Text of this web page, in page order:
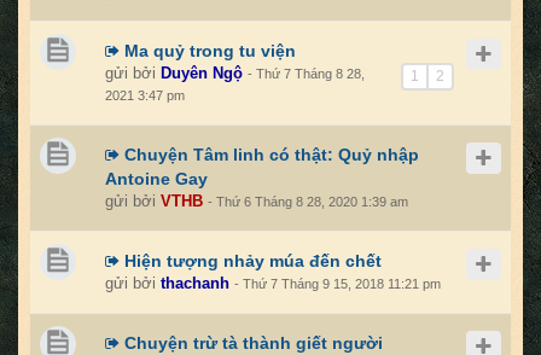
Ma quỷ trong tu viện
1 2
gửi bởi Duyên Ngộ - Thứ 7 Tháng 8 28,
2021 3:47 pm
Chuyện Tâm linh có thật: Quỷ nhập
Antoine Gay
gửi bởi VTHB - Thứ 6 Tháng 8 28, 2020 1:39 am
Hiện tượng nhảy múa đến chết
gửi bởi thachanh - Thứ 7 Tháng 9 15, 2018 11:21 pm
Chuyện trừ tà thành giết người